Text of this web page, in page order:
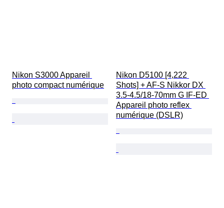
Nikon S3000 Appareil
photo compact numérique
Nikon D5100 [4,222
Shots] + AF-S Nikkor DX
3.5-4.5/18-70mm G IF-ED
Appareil photo reflex
numérique (DSLR)